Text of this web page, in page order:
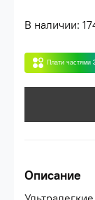
В наличии:
Плати частями
Описание